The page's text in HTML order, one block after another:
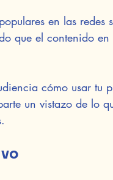
en las redes
que el contenido
cómo usar tu
un vistazo de lo